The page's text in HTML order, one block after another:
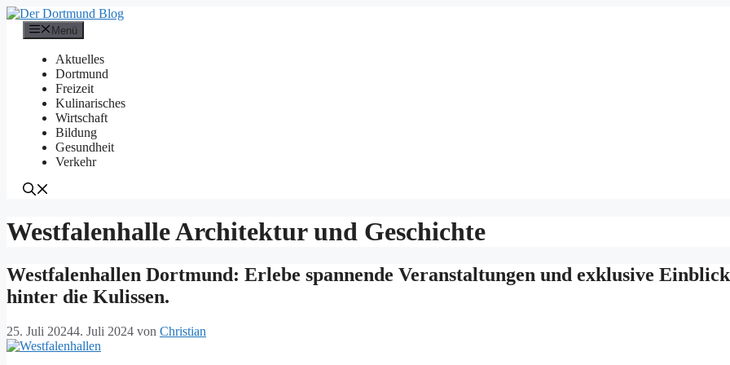
Zum
Inhalt
springen
Menü
Aktuelles
Dortmund
Freizeit
Kulinarisches
Wirtschaft
Bildung
Gesundheit
Verkehr
Westfalenhalle Architektur und Geschichte
Westfalenhallen Dortmund: Erlebe spannende Veranstaltungen und exklusive
hinter die Kulissen.
25. Juli 20244. Juli 2024 von Christian